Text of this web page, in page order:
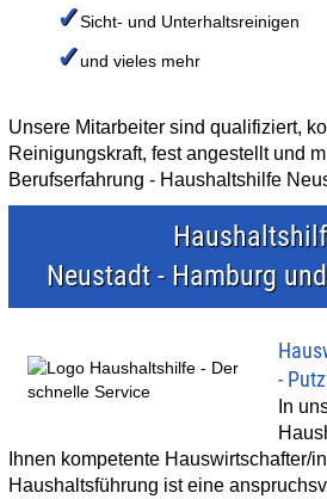
✓Sicht- und Unterhaltsreinigen
✓und vieles mehr
Unsere Mitarbeiter sind qualifiziert,
Reinigungskraft, fest angestellt und
Berufserfahrung - Haushaltshilfe
Neustadt - Hamburg
-
In
Ihnen kompetente Hauswirtschafter/
Haushaltsführung ist eine